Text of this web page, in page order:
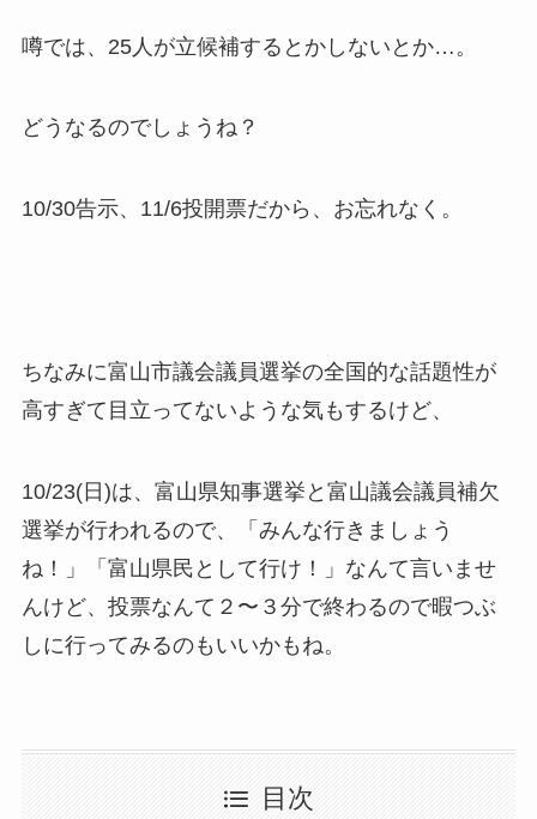
噂では、25人が立候補するとかしないとか…。
どうなるのでしょうね？
10/30告示、11/6投開票だから、お忘れなく。
ちなみに富山市議会議員選挙の全国的な話題性が
高すぎて目立ってないような気もするけど、
10/23(日)は、富山県知事選挙と富山議会議員補欠
選挙が行われるので、「みんな行きましょう
ね！」「富山県民として行け！」なんて言いませ
んけど、 投票なんて２〜３分で終わるので暇つぶ
しに行ってみるのもいいかもね。
目次